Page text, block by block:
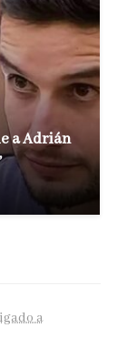
a Adrián
a